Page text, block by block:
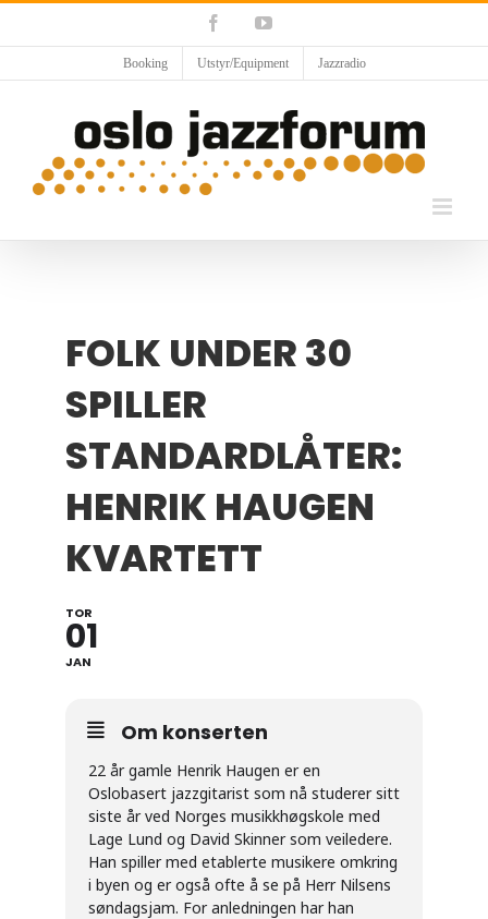
content
FacebookYouTube
Booking Utstyr/Equipment Jazzradio
FOLK UNDER 30
SPILLER
STANDARDLÅTER:
HENRIK HAUGEN
KVARTETT
TOR
01
JAN
Om konserten
22 år gamle Henrik Haugen er en
Oslobasert jazzgitarist som nå studerer sitt
siste år ved Norges musikkhøgskole med
Lage Lund og David Skinner som veiledere.
Han spiller med etablerte musikere omkring
i byen og er også ofte å se på Herr Nilsens
søndagsjam. For anledningen har han